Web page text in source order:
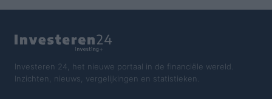
Investeren 24, het nieuwe portaal in de financiële wereld.
Inzichten, nieuws, vergelijkingen en statistieken.